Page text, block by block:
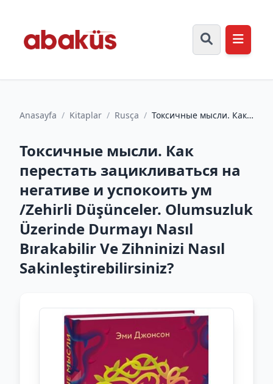
Anasayfa / Kitaplar / Rusça / Токсичные мысли. Как
негативе и успоко...
Токсичные мысли. Как
перестать зацикливаться на
негативе и успокоить ум
/Zehirli Düşünceler. Olumsuzluk
Üzerinde Durmayı Nasıl
Bırakabilir Ve Zihninizi Nasıl
Sakinleştirebilirsiniz?